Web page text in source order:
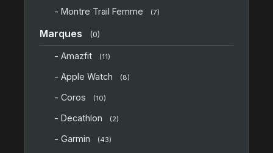
- Montre Trail Femme (7)
Marques (0)
- Amazfit (11)
- Apple Watch (8)
- Coros (10)
- Decathlon (2)
- Garmin (43)